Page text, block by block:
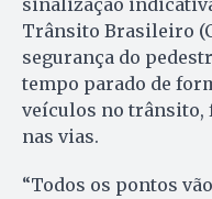
sinalização
Trânsito Brasileiro
segurança do
tempo parado de
veículos no trânsito,
nas vias.
“Todos os pontos